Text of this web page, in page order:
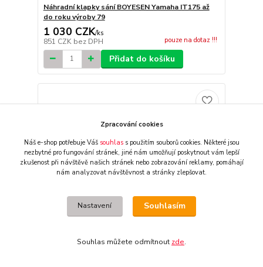
Náhradní klapky sání BOYESEN Yamaha IT175 až
do roku výroby 79
1 030 CZK/ks
851 CZK bez DPH pouze na dotaz !!!
Přidat do košíku
Zpracování cookies
Náš e-shop potřebuje Váš souhlass použitím souborů cookies. Některé jsou
nezbytné pro fungování stránek, jiné nám umožňují poskytnout vám lepší
zkušenost při návštěvě našich stránek nebo zobrazování reklamy, pomáhají
nám analyzovat návštěvnost a stránky zlepšovat.
Nastavení Souhlasím
Souhlas můžete odmítnout zde.